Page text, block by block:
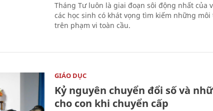
Tháng Tư luôn là giai đoạn sôi động nhất của
các học sinh có khát vọng tìm kiếm những
trên phạm vi toàn cầu.
GIÁO DỤC
Kỷ nguyên chuyển đổi số và
cho con khi chuyển cấp